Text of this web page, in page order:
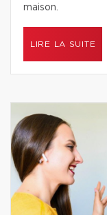
maison.
LIRE LA SUITE